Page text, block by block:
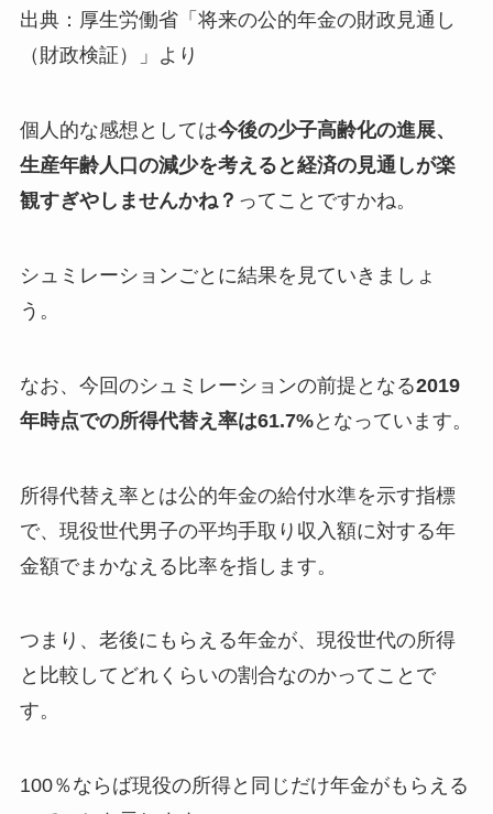
出典：厚生労働省「将来の公的年金の財政見通し
（財政検証）」より
個人的な感想としては今後の少子高齢化の進展、
生産年齢人口の減少を考えると経済の見通しが楽
観すぎやしませんかね？ ってことですかね。
シュミレーションごとに結果を見ていきましょ
う。
なお、今回のシュミレーションの前提となる2019
年時点での所得代替え率は61.7%となっています。
所得代替え率とは公的年金の給付水準を示す指標
で、現役世代男子の平均手取り収入額に対する年
金額でまかなえる比率を指します。
つまり、老後にもらえる年金が、現役世代の所得
と比較してどれくらいの割合なのかってことで
す。
100％ならば現役の所得と同じだけ年金がもらえる